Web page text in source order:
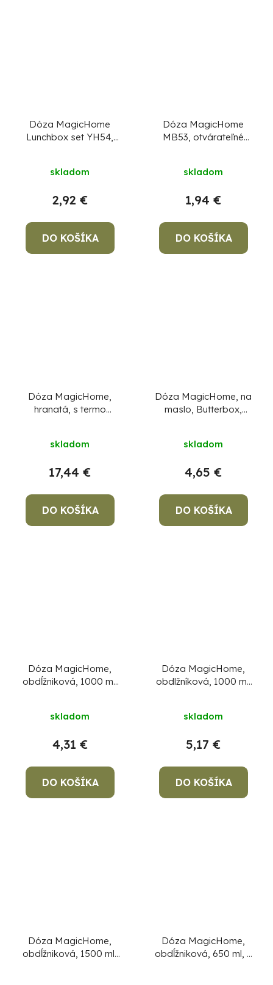
Dóza MagicHome
Lunchbox set YH54,
štvorcová, Clip
skladom
2,92 €
DO KOŠÍKA
Dóza MagicHome
MB53, otvárateľné
mm
skladom
1,94 €
DO KOŠÍKA
Dóza MagicHome,
hranatá, s termo
skladom
17,44 €
DO KOŠÍKA
Dóza MagicHome, na
maslo, Butterbox,
skladom
4,65 €
DO KOŠÍKA
Dóza MagicHome,
obdĺžniková, 1000 ml,
skladom
4,31 €
DO KOŠÍKA
Dóza MagicHome,
obdlžníková, 1000 ml,
skladom
5,17 €
DO KOŠÍKA
Dóza MagicHome,
obdĺžniková, 1500 ml,
Dóza MagicHome,
obdĺžniková, 650 ml, s